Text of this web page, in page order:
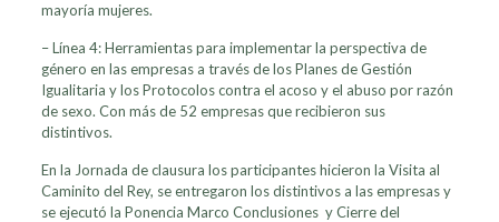
mayoría mujeres.
– Línea 4: Herramientas para implementar la perspectiva de
género en las empresas a través de los Planes de Gestión
Igualitaria y los Protocolos contra el acoso y el abuso por razón
de sexo. Con más de 52 empresas que recibieron sus
distintivos.
En la Jornada de clausura los participantes hicieron la Visita al
Caminito del Rey, se entregaron los distintivos a las empresas y
se ejecutó la Ponencia Marco Conclusiones y Cierre del